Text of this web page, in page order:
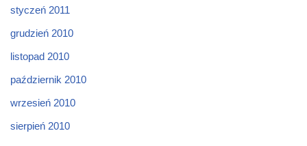
styczeń 2011
grudzień 2010
listopad 2010
październik 2010
wrzesień 2010
sierpień 2010